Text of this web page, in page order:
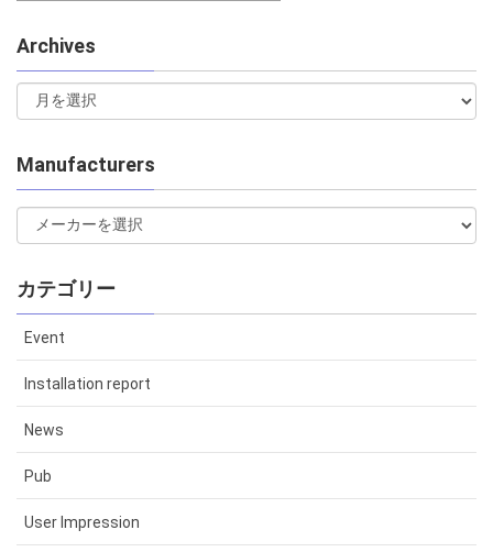
Archives
Manufacturers
カテゴリー
Event
Installation report
News
Pub
User Impression